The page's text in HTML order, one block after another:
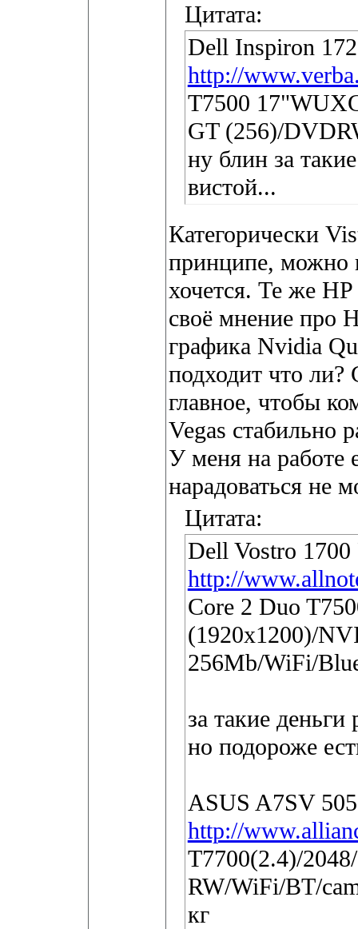
Цитата:
Dell Inspiron
http://
T7500
GT (256)/
ну блин за
вистой...
Категорически
принципе, можно
хочется. Те же
своё мнение про
графика Nvidia
подходит что ли?
главное, чтобы
Vegas стабильно
У меня на работе
нарадоваться не
Цитата:
Dell Vostro
http://
Core 2 Duo
(1920x1200)/
256Mb/WiFi/
за такие
но подороже
ASUS A7SV
http://
T7700(2.4)/
RW/WiFi/BT/
кг